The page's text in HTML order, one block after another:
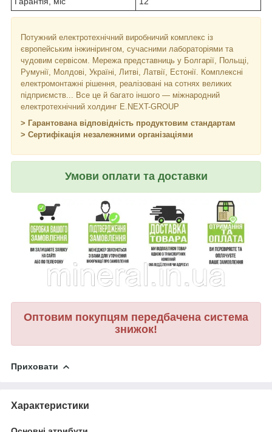
Потужний електротехнічний виробничий комплекс із
європейським інжинірингом, сучасними лабораторіями та
чудовим сервісом. Мережа представниць у Болгарії, Польщі,
Румунії, Молдові, Україні, Литві, Латвії, Естонії. Комплексні
електромонтажні рішення, реалізовані на сотнях великих
підприємств... Все це й багато іншого — міжнародний
електротехнічний холдинг E.NEXT-GROUP
> Гарантована відповідність продуктовим стандартам
> Сертифікація незалежними організаціями
Умови оплати та доставки
Оптовим покупцям передбачена система
знижок!
Приховати
Характеристики